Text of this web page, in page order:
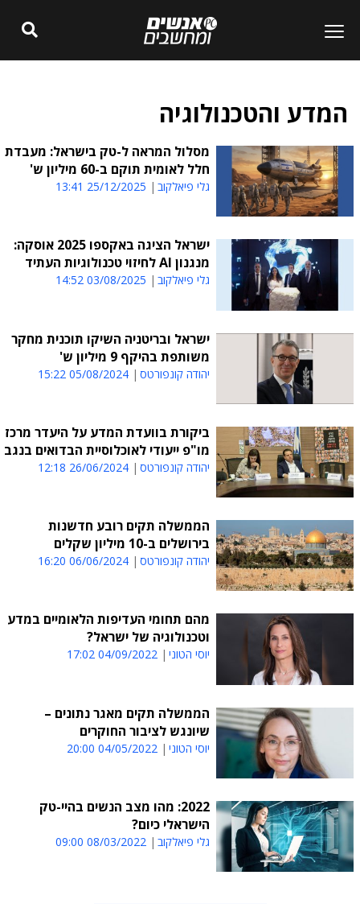
המדע והטכנולוגיה
מסלול המראה ל-טק בישראל: מעבדת
חלל לאומית תוקם ב-60 מיליון ש'
גלי פיאלקוב 25/12/2025 13:41
ישראל הציגה באקספו 2025 אוסקה:
מנגנון AI לחיזוי טכנולוגיות העתיד
גלי פיאלקוב 03/08/2025 14:52
ישראל ובריטניה השיקו תוכנית מחקר
משותפת בהיקף 9 מיליון ש'
יהודה קונפורטס 05/08/2024 15:22
ביקורת בוועדת המדע על היעדר מרכז
מו"פ ייעודי לאוכלוסיית הבדואים בנגב
יהודה קונפורטס 26/06/2024 12:18
הממשלה תקים רובע חדשנות
בירושלים ב-10 מיליון שקלים
יהודה קונפורטס 06/06/2024 16:20
מהם תחומי העדיפות הלאומיים במדע
וטכנולוגיה של ישראל?
יוסי הטוני 04/09/2022 17:02
הממשלה תקים מאגר נתונים –
שיונגש לציבור החוקרים
יוסי הטוני 04/05/2022 20:00
2022: מהו מצב הנשים בהיי-טק
הישראלי כיום?
גלי פיאלקוב 08/03/2022 09:00